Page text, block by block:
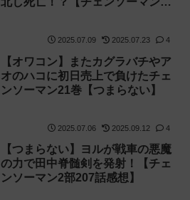
2025.07.09 2025.07.23 4
【オワコン】またカグラバチやア
オのハコに初日売上で負けたチェ
ンソーマン21巻【つまらない】
2025.07.06 2025.09.12 4
【つまらない】ヨルが戦車の悪魔
の力で田中脊髄剣を発射！【チェ
ンソーマン2部207話感想】